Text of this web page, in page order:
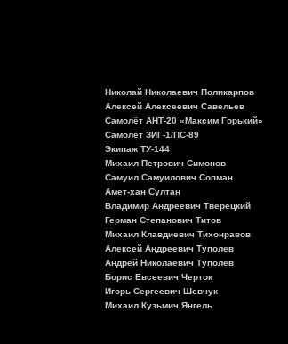
Николай Николаевич Поликарпов
Алексей Алексеевич Савельев
Самолёт АНТ-20 «Максим Горький»
Самолёт ЗИГ-1/ПС-89
Экипаж ТУ-144
Михаил Петрович Симонов
Самуил Самуилович Сопман
Амет-хан Султан
Владимир Андреевич Тверецкий
Герман Степанович Титов
Михаил Клавдиевич Тихонравов
Алексей Андреевич Туполев
Андрей Николаевич Туполев
Борис Евсеевич Черток
Игорь Сергеевич Шевчук
Михаил Кузьмич Янгель